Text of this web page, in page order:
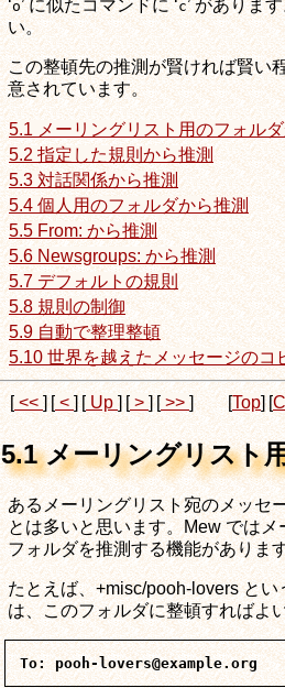
‘o’ に似たコマンドに ‘c’ がありま
い。
この整頓先の推測が賢ければ賢い
意されています。
5.1 メーリングリスト用のフォル
5.2 指定した規則から推測
5.3 対話関係から推測
5.4 個人用のフォルダから推測
5.5 From: から推測
5.6 Newsgroups: から推測
5.7 デフォルトの規則
5.8 規則の制御
5.9 自動で整理整頓
5.10 世界を越えたメッセージのコ
[ << ] [ < ][ Up ] [ > ] [ >> ] [Top] [
5.1 メーリングリスト
あるメーリングリスト宛のメッセ
とは多いと思います。Mew では
フォルダを推測する機能がありま
たとえば、+misc/pooh-lovers と
は、このフォルダに整頓すればよ